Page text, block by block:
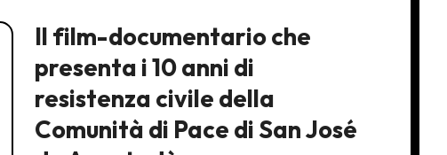
Il film-documentario che
presenta i 10 anni di
resistenza civile della
Comunità di Pace di San José